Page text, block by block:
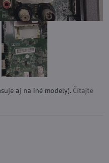
aj na iné modely). Čítajte